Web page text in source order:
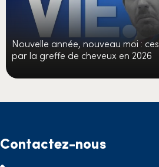
Nouvelle année, nouveau moi :
par la greffe de cheveux en 2026
Contactez-nous